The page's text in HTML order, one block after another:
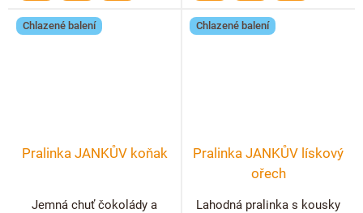
Chlazené balení
Pralinka JANKŮV koňak
Jemná chuť čokolády a
Chlazené balení
Pralinka JANKŮV lískový
ořech
Lahodná pralinka s kousky